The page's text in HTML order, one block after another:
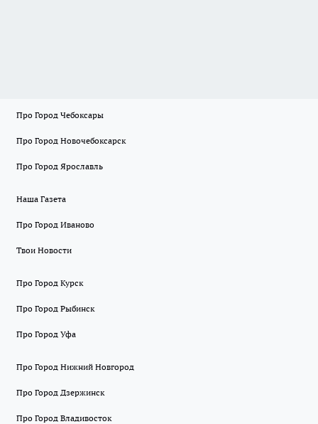
Про Город Чебоксары
Про Город Новочебоксарск
Про Город Ярославль
Наша Газета
Про Город Иваново
Твои Новости
Про Город Курск
Про Город Рыбинск
Про Город Уфа
Про Город Нижний Новгород
Про Город Дзержинск
Про Город Владивосток